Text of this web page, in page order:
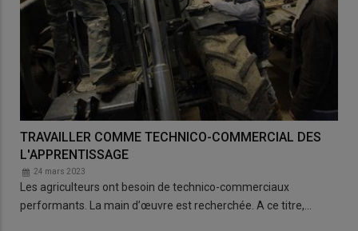
TRAVAILLER COMME TECHNICO-COMMERCIAL DES
L'APPRENTISSAGE
24 mars 2023
Les agriculteurs ont besoin de technico-commerciaux
performants. La main d’œuvre est recherchée. A ce titre,…